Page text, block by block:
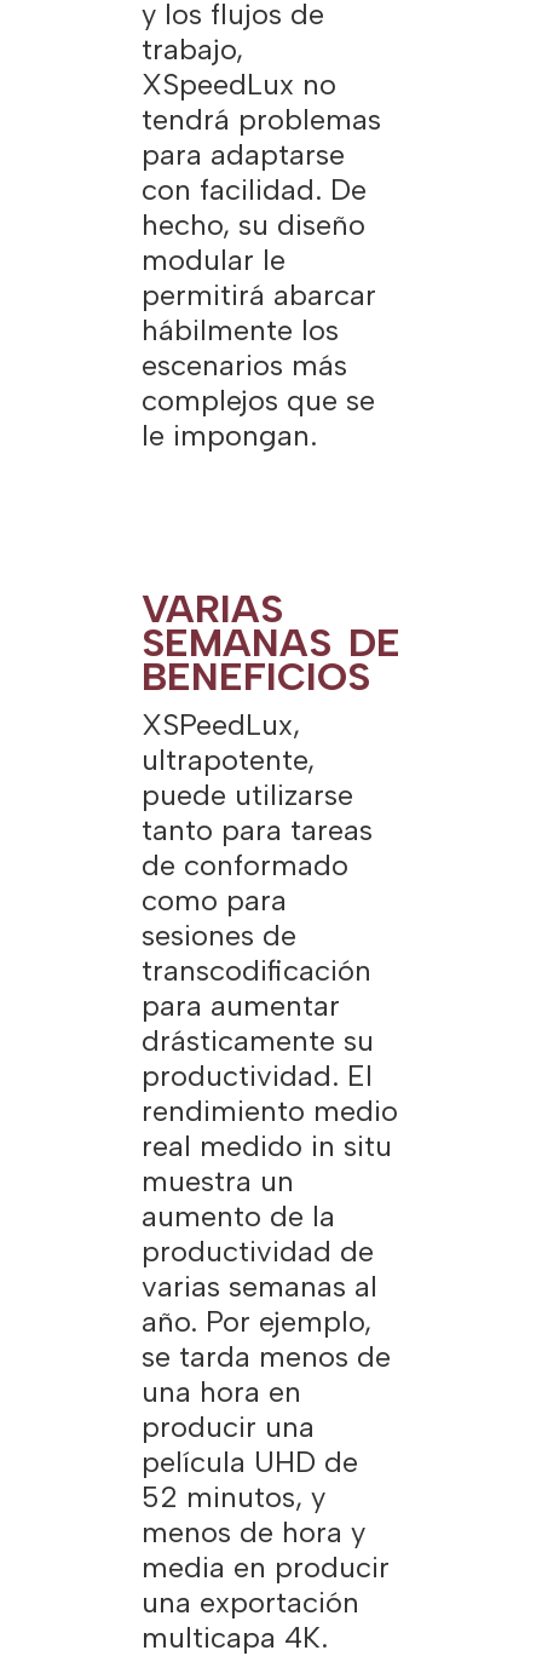
y los flujos de
trabajo,
XSpeedLux no
tendrá problemas
para adaptarse
con facilidad. De
hecho, su diseño
modular le
permitirá abarcar
hábilmente los
escenarios más
complejos que se
le impongan.
VARIAS
SEMANAS DE
BENEFICIOS
XSPeedLux,
ultrapotente,
puede utilizarse
tanto para tareas
de conformado
como para
sesiones de
transcodificación
para aumentar
drásticamente su
productividad. El
rendimiento medio
real medido in situ
muestra un
aumento de la
productividad de
varias semanas al
año. Por ejemplo,
se tarda menos de
una hora en
producir una
película UHD de
52 minutos, y
menos de hora y
media en producir
una exportación
multicapa 4K.